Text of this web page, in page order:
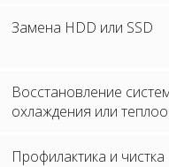
Замена HDD или SSD
Восстановление
охлаждения или
Профилактика и чистка